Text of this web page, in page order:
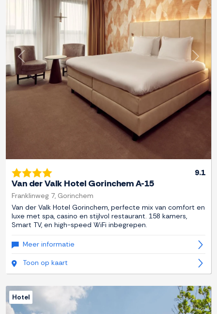
Previous Next
9.1
Van der Valk Hotel Gorinchem A-15
Franklinweg 7, Gorinchem
Van der Valk Hotel Gorinchem, perfecte mix van comfort en
luxe met spa, casino en stijlvol restaurant. 158 kamers,
Smart TV, en high-speed WiFi inbegrepen.
Meer informatie
Toon op kaart
Hotel